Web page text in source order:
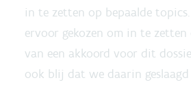
in te zetten op bepaalde
ervoor gekozen om in te zetten
van een akkoord voor dit
ook blij dat we daarin geslaagd